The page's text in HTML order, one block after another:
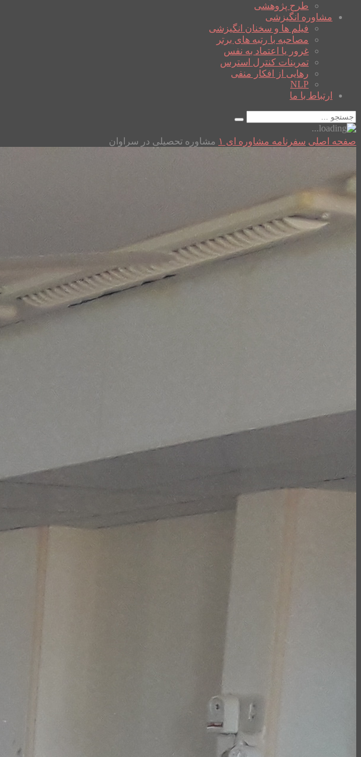
طرح پژوهشی
مشاوره انگیزشی
فیلم ها و سخنان انگیزشی
مصاحبه با رتبه های برتر
غرور یا اعتماد به نفس
تمرینات کنترل استرس
رهایی از افکار منفی
NLP
ارتباط با ما
صفحه اصلی سفرنامه مشاوره ای ۱ مشاوره تحصیلی در سراوان